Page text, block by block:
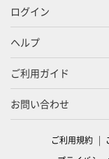
ログイン
ヘルプ
ご利用ガイド
お問い合わせ
ご利用規約